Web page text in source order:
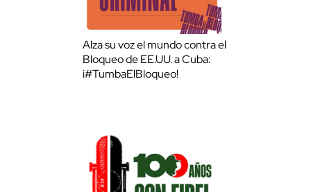
Alza su voz el mundo contra el
Bloqueo de EE.UU. a Cuba:
¡#TumbaElBloqueo!